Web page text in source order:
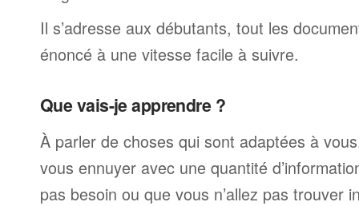
Il s’adresse aux débutants, tout les
énoncé à une vitesse facile à suivre.
Que vais-je apprendre ?
À parler de choses qui sont adaptées à
vous ennuyer avec une quantité
pas besoin ou que vous n’allez pas trouver